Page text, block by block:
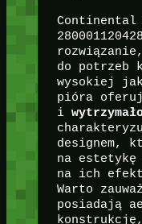
Continental
do potrzeb
wysokiej
pióra
i
designem,
na estetykę
na ich
Warto
posiadają